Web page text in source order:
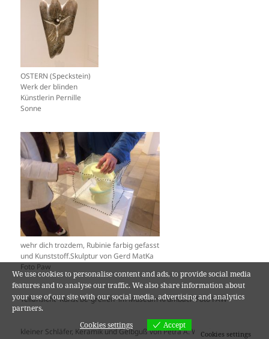
OSTERN (Speckstein)
Werk der blinden
Künstlerin Pernille
Sonne
wehr dich trozdem, Rubinie farbig gefasst
und Kunststoff.Skulptur von Gerd MatKa
Foto Paw
Teilansicht `Kunst be-greifen´ im Museum Krumbach Foto PAW
kleiner Schläfer, Keramik und Gelbguß von Petra A. Wende
We use cookies to personalise content and ads, to provide social media
features and to analyse our traffic. We also share information about
your use of our site with our social media, advertising and analytics
partners.
Cookies settings
Accept
Cookies settings